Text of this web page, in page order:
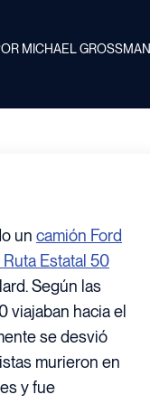
MICHAEL GROSSMAN
un camión Ford
Estatal 50
Según las
viajaban hacia el
se desvió
murieron en
y fue